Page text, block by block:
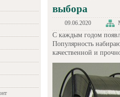
выбора
09.06.2020
С каждым годом
Популярность
качественной и